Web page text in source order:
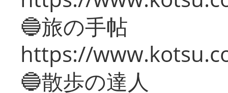
🔵旅の手帖
https://
🔵散歩の達人